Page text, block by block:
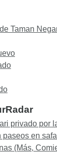
Taman
privado por
paseos en
(Más,